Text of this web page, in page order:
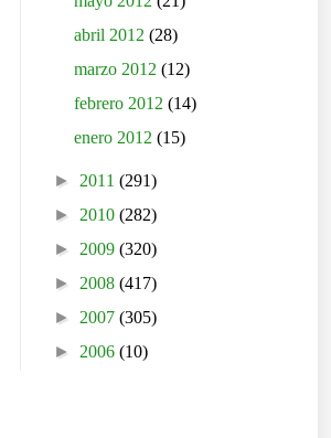
abril 2012(28)
marzo 2012(12)
febrero 2012(14)
enero 2012(15)
► 2011 (291)
► 2010 (282)
► 2009 (320)
► 2008 (417)
► 2007 (305)
► 2006 (10)